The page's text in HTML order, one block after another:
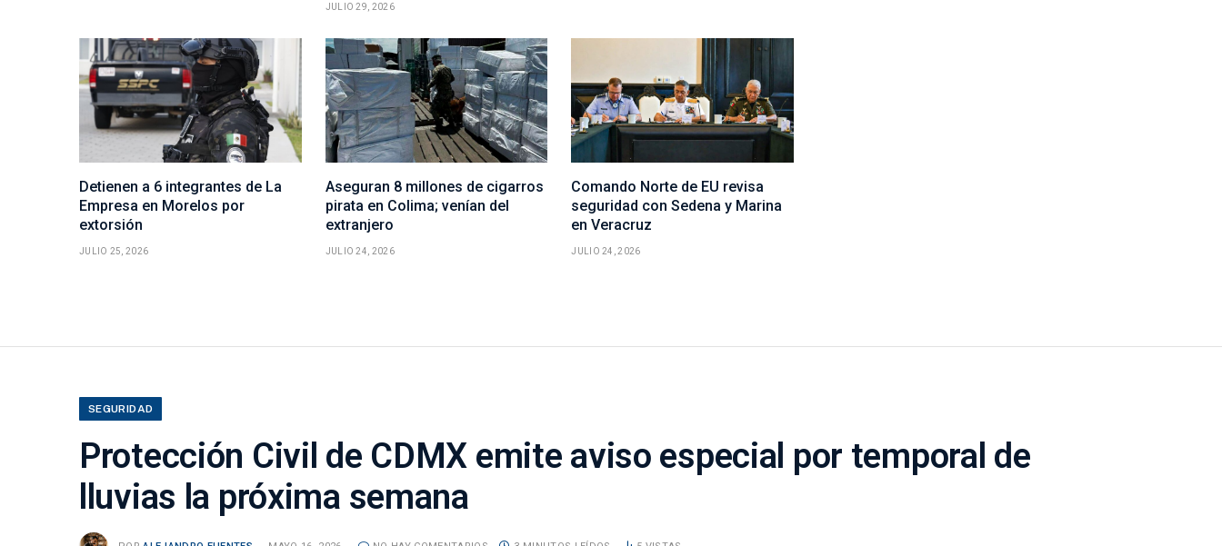
JULIO 29, 2026
Detienen a 6 integrantes de La
Empresa en Morelos por
extorsión
JULIO 25, 2026
Aseguran 8 millones de cigarros
pirata en Colima; venían del
extranjero
JULIO 24, 2026
Comando Norte de EU revisa
seguridad con Sedena y Marina
en Veracruz
JULIO 24, 2026
SEGURIDAD
Protección Civil de CDMX emite aviso especial por temporal de
lluvias la próxima semana